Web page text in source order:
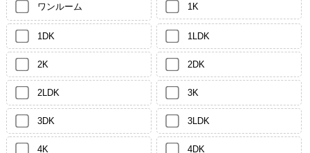
ワンルーム 1K
1DK 1LDK
2K 2DK
2LDK 3K
3DK 3LDK
4K 4DK